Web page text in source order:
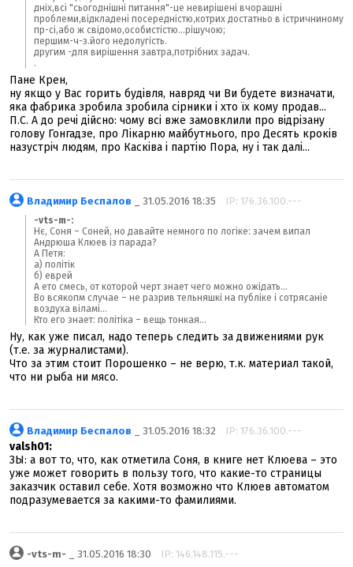
дніх,всі "сьогоднішні питання"-це невирішені вчорашні
проблеми,відкладені посередністю,котрих достатньо в істричниному
пр-сі,або ж свідомо,особистістю...рішучою;
першим-ч-з.його недолугість.
другим -для вирішення завтра,потрібних задач.
.
Пане Крен,
ну якщо у Вас горить будівля, навряд чи Ви будете визначати,
яка фабрика зробила зробила сірники і хто їх кому продав...
П.С. А до речі дійсно: чому всі вже замовклили про відрізану
голову Гонгадзе, про Лікарню майбутнього, про Десять кроків
назустріч людям, про Касківа і партію Пора, ну і так далі...
Владимир Беспалов _ 31.05.2016 18:35 IP: 176.36.100.---
-vts-m-:
Нє, Соня – Соней, но давайте немного по логіке: зачем випал
Андрюша Клюев із парада?
А Петя:
а) політік
б) еврей
А ето смесь, от которой черт знает чего можно ожідать...
Во всякопм случае – не разрив тельняшкі на публіке і сотрясаніе
воздуха віламі...
Кто его знает: політіка – вещь тонкая...
Ну, как уже писал, надо теперь следить за движениями рук
(т.е. за журналистами).
Что за этим стоит Порошенко – не верю, т.к. материал такой,
что ни рыба ни мясо.
Владимир Беспалов _ 31.05.2016 18:32 IP: 176.36.100.---
valsh01:
ЗЫ: а вот то, что, как отметила Соня, в книге нет Клюева – это
уже может говорить в пользу того, что какие-то страницы
заказчик оставил себе. Хотя возможно что Клюев автоматом
подразумевается за какими-то фамилиями.
-vts-m- _ 31.05.2016 18:30 IP: 146.148.115.---